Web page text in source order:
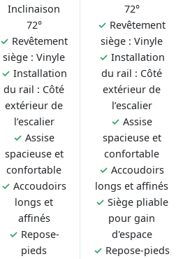
Inclinaison
72°
✓ Revêtement
siège : Vinyle
✓ Installation
du rail : Côté
extérieur de
l’escalier
✓ Assise
spacieuse et
confortable
✓ Accoudoirs
longs et
affinés
✓ Repose-
pieds
72°
✓ Revêtement
siège : Vinyle
✓ Installation
du rail : Côté
extérieur de
l’escalier
✓ Assise
spacieuse et
confortable
✓ Accoudoirs
longs et affinés
✓ Siège pliable
pour gain
d'espace
✓ Repose-pieds